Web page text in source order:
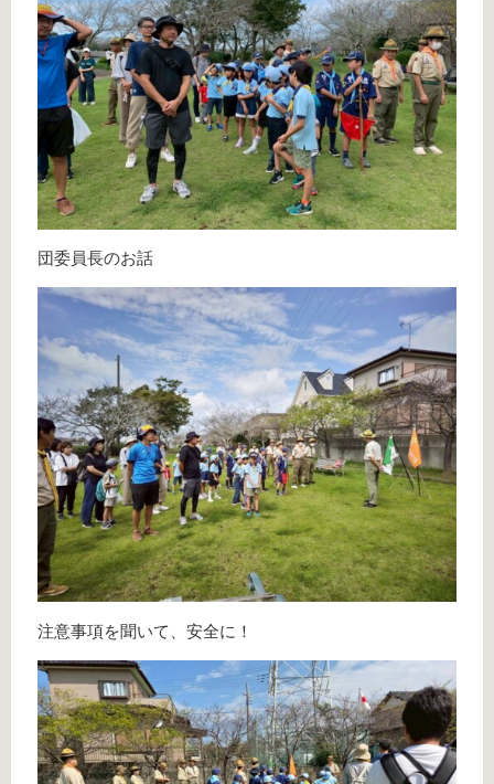
団委員長のお話
注意事項を聞いて、安全に！